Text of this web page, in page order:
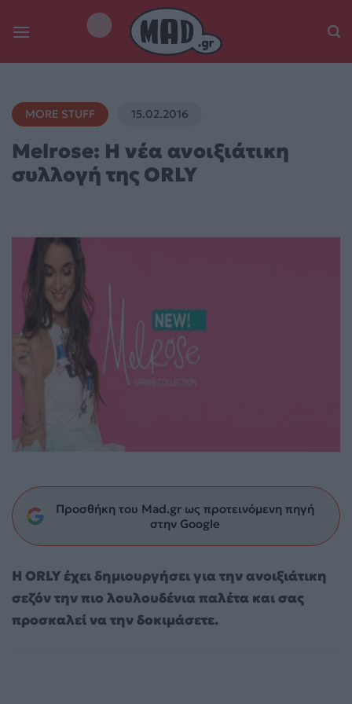
MORE STUFF 15.02.2016
Melrose: Η νέα ανοιξιάτικη
συλλογή της ORLY
Προσθήκη του Mad.gr ως προτεινόμενη πηγή
στην Google
Η ORLY έχει δημιουργήσει για την ανοιξιάτικη
σεζόν την πιο λουλουδένια παλέτα και σας
προσκαλεί να την δοκιμάσετε.